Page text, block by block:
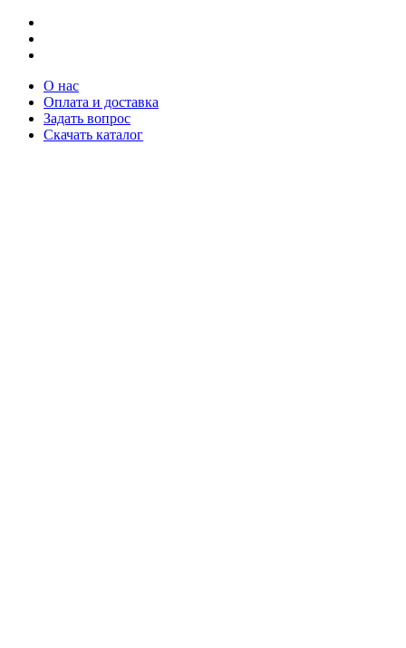
О нас
Оплата и доставка
Задать вопрос
Скачать каталог